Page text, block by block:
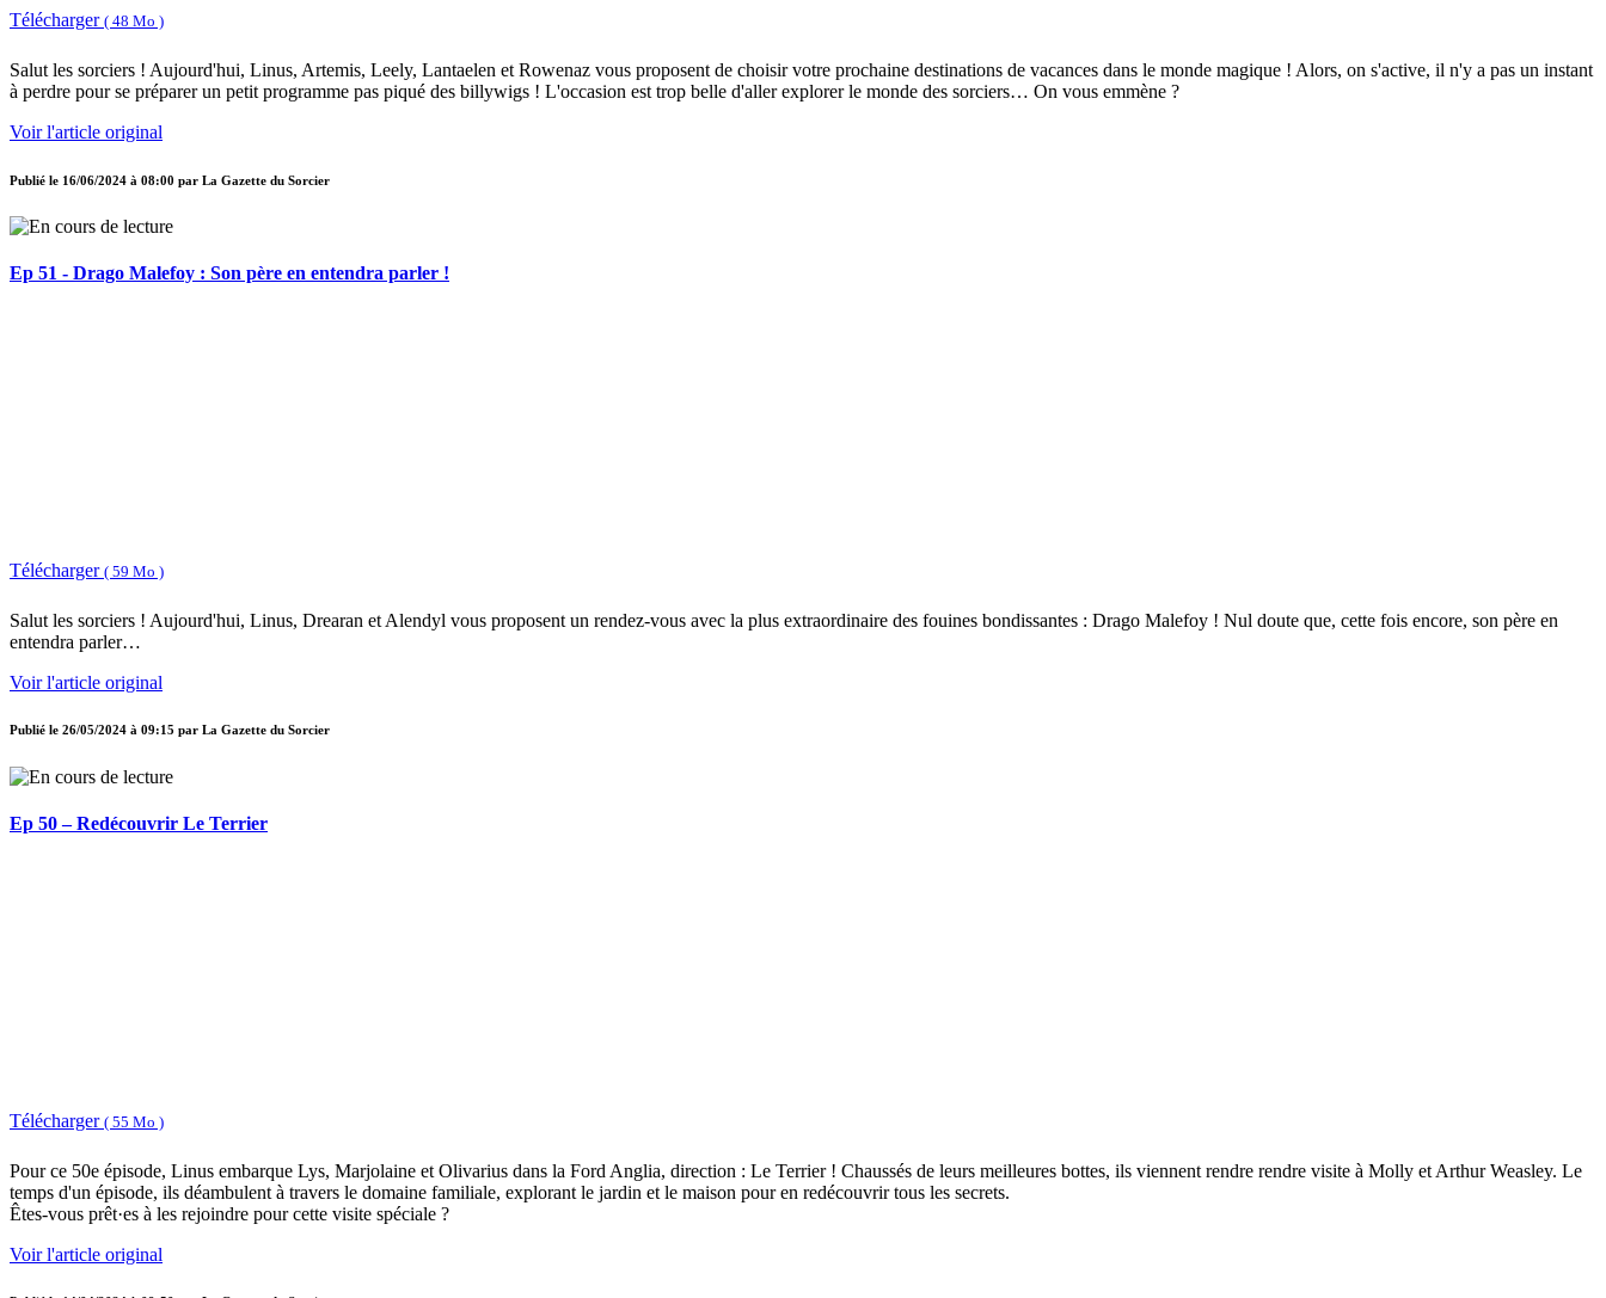
Télécharger ( 48 Mo )
Salut les sorciers ! Aujourd'hui, Linus, Artemis, Leely, Lantaelen et Rowenaz vous proposent de choisir votre prochaine destinations de vacances dans le monde magique ! Alors, on s'active, il n'y a pas un instant
à perdre pour se préparer un petit programme pas piqué des billywigs ! L'occasion est trop belle d'aller explorer le monde des sorciers… On vous emmène ?
Voir l'article original
Publié le 16/06/2024 à 08:00 par La Gazette du Sorcier
Ep 51 - Drago Malefoy : Son père en entendra parler !
Télécharger ( 59 Mo )
Salut les sorciers ! Aujourd'hui, Linus, Drearan et Alendyl vous proposent un rendez-vous avec la plus extraordinaire des fouines bondissantes : Drago Malefoy ! Nul doute que, cette fois encore, son père en
entendra parler…
Voir l'article original
Publié le 26/05/2024 à 09:15 par La Gazette du Sorcier
Ep 50 – Redécouvrir Le Terrier
Télécharger ( 55 Mo )
Pour ce 50e épisode, Linus embarque Lys, Marjolaine et Olivarius dans la Ford Anglia, direction : Le Terrier ! Chaussés de leurs meilleures bottes, ils viennent rendre rendre visite à Molly et Arthur Weasley. Le
temps d'un épisode, ils déambulent à travers le domaine familiale, explorant le jardin et le maison pour en redécouvrir tous les secrets.
Êtes-vous prêt·es à les rejoindre pour cette visite spéciale ?
Voir l'article original